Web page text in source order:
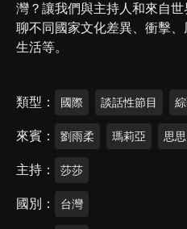
灣？讓我們與主持人和來自
聊不同國家文化差異、衝擊
生活等。
類型 國際 談話性節目
來賓 劉雨柔 瑪莉亞 思思
主持 莎莎
國別 台灣